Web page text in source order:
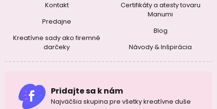
Kontakt
Predajne
Kreatívne sady ako firemné
darčeky
Certifikáty a atesty tovaru
Manumi
Blog
Návody & Inšpirácia
Pridajte sa k nám
Najväčšia skupina pre všetky kreatívne duše